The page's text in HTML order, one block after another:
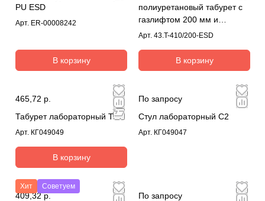
PU ESD
Арт. ER-00008242
В корзину
полиуретановый табурет с
газлифтом 200 мм и
спинкой (цвет черный)
Арт. 43.T-410/200-ESD
В корзину
465,72 р.
Табурет лабораторный Т2
Арт. КГ049049
В корзину
По запросу
Стул лабораторный C2
Арт. КГ049047
Хит Советуем
409,32 р.
По запросу